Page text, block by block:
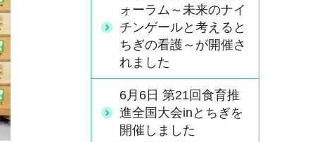
ォーラム～未来のナイ
チンゲールと考えると
ちぎの看護～が開催さ
れました
6月6日 第21回食育推
進全国大会inとちぎを
開催しました